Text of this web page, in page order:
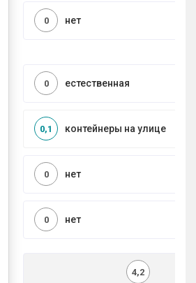
нет
0
естественная
0
контейнеры на улице
0,1
нет
0
нет
0
4,2